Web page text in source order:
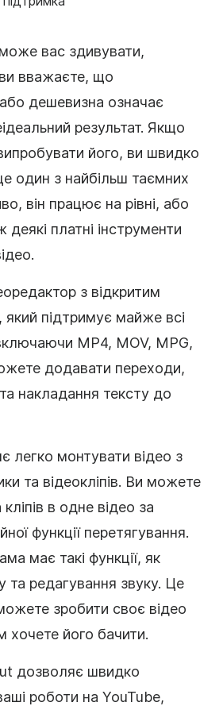
вас здивувати,
вважаєте, що
дешевизна означає
результат. Якщо
його, ви швидко
один з найбільш таємних
він працює на рівні, або
деякі платні інструменти
з відкритим
підтримує майже всі
MP4, MOV, MPG,
додавати переходи,
накладання тексту до
легко монтувати відео з
та відеокліпів. Ви можете
в одне відео за
функції перетягування.
має такі функції, як
та редагування звуку. Це
зробити своє відео
хочете його бачити.
дозволяє швидко
роботи на YouTube,